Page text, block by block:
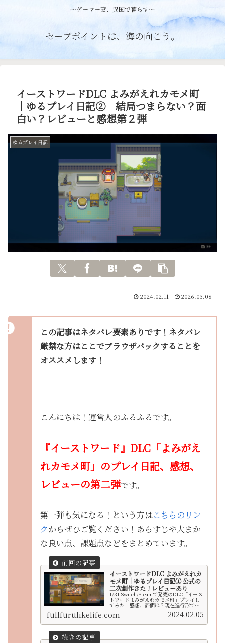
〜ゲーマー妻、異国で暮らす〜
セーブポイントは、海の向こう。
イーストワードDLC よみがえれカモメ町
｜ゆるプレイ日記② 結局つまらない？面
白い？レビューと感想第２弾
ゆるプレイ日記
2024.02.11 2026.03.08
この記事はネタバレ要素ありです！ネタバレ
厳禁な方はここでブラウザバックすることを
オススメします！
こんにちは！運営人のふるふるです。
『イーストワード』DLC「よみがえ
れカモメ町」のプレイ日記、感想、
レビューの第二弾です。
第一弾も気になる！という方はこちらのリン
クからぜひご覧ください！あらすじや大まか
な良い点、課題点などをまとめています。
イーストワードDLC よみがえれカ
モメ町｜ゆるプレイ日記① 公式の
二次創作きた！レビューあり
1/31 Switch/Steamで発売のDLC「イース
トワードよみがえれカモメ町」プレイし
てみた！感想、評価は？現在進行形でプ
レイしながらレビューしつつ、どんなゲ
ームなのか、面白いのかつまらないの
fullfurulikelife.com 2024.02.05